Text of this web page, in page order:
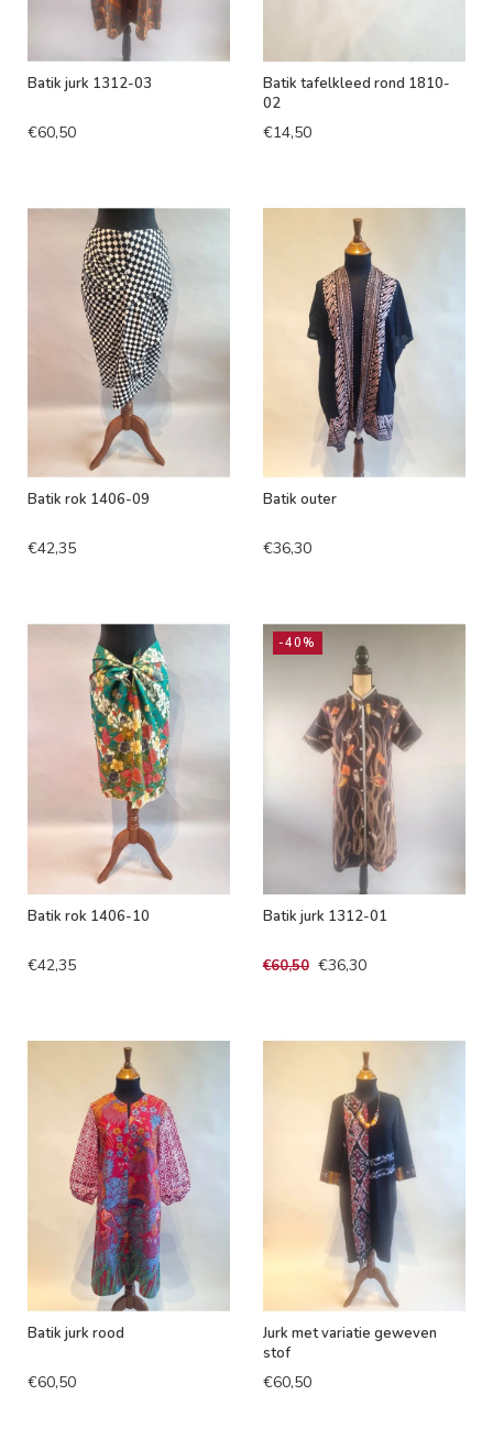
Batik jurk 1312-03
€60,50
Batik tafelkleed rond 1810-
02
€14,50
Batik rok 1406-09
€42,35
Batik outer
€36,30
Batik rok 1406-10
€42,35
-40%
Batik jurk 1312-01
€60,50 €36,30
Batik jurk rood
€60,50
Jurk met variatie geweven
stof
€60,50